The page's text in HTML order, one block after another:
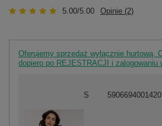
5.00/5.00 Opinie (2)
Oferujemy sprzedaż wyłącznie hurtową.
dopiero po REJESTRACJI i zalogowaniu
S 5906694001420